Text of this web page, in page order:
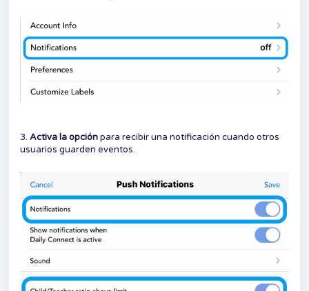
3. Activa la opciónpara recibir una notificación cuando otros
usuarios guarden eventos.